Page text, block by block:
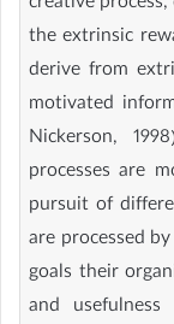
the extrinsic
derive from
motivated
Nickerson,
processes are
pursuit of
are processed
goals their
and